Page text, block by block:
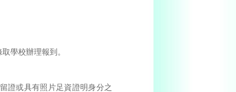
取學校辦理報到。
證或具有照片足資證明身分之